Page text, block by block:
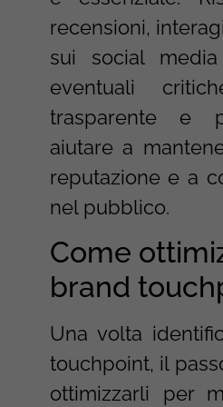
recensioni,
sui social
eventuali
trasparente e
aiutare a
reputazione e a
nel pubblico.
Come
brand
Una volta
touchpoint, il
ottimizzarli per